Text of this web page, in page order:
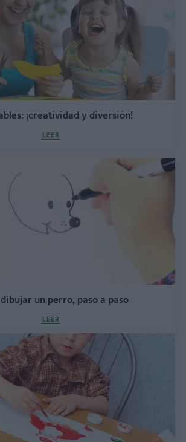
¡creatividad y diversión!
LEER
un perro, paso a paso
LEER